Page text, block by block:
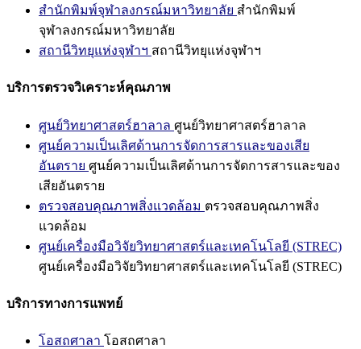
สำนักพิมพ์จุฬาลงกรณ์มหาวิทยาลัย สำนักพิมพ์
จุฬาลงกรณ์มหาวิทยาลัย
สถานีวิทยุแห่งจุฬาฯ สถานีวิทยุแห่งจุฬาฯ
บริการตรวจวิเคราะห์คุณภาพ
ศูนย์วิทยาศาสตร์ฮาลาล ศูนย์วิทยาศาสตร์ฮาลาล
ศูนย์ความเป็นเลิศด้านการจัดการสารและของเสีย
อันตราย ศูนย์ความเป็นเลิศด้านการจัดการสารและของ
เสียอันตราย
ตรวจสอบคุณภาพสิ่งแวดล้อม ตรวจสอบคุณภาพสิ่ง
แวดล้อม
ศูนย์เครื่องมือวิจัยวิทยาศาสตร์และเทคโนโลยี (STREC)
ศูนย์เครื่องมือวิจัยวิทยาศาสตร์และเทคโนโลยี (STREC)
บริการทางการแพทย์
โอสถศาลา โอสถศาลา